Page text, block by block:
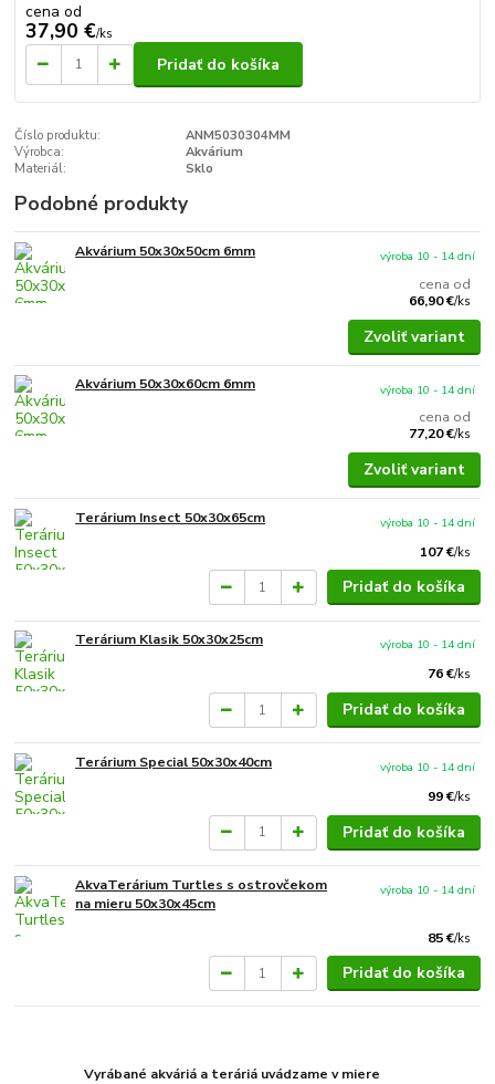
cena od
37,90 €/ks
Pridať do košíka
Číslo produktu:
ANM5030304MM
Výrobca:
Akvárium
Materiál:
Sklo
Podobné produkty
Akvárium 50x30x50cm 6mm
cena od
66,90 €/ks
výroba 10 - 14 dní
Zvoliť variant
Akvárium 50x30x60cm 6mm
cena od
77,20 €/ks
výroba 10 - 14 dní
Zvoliť variant
Terárium Insect 50x30x65cm
107 €/ks
výroba 10 - 14 dní
Pridať do košíka
Terárium Klasik 50x30x25cm
76 €/ks
výroba 10 - 14 dní
Pridať do košíka
Terárium Special 50x30x40cm
99 €/ks
výroba 10 - 14 dní
Pridať do košíka
AkvaTerárium Turtles s ostrovčekom
na mieru 50x30x45cm
85 €/ks
výroba 10 - 14 dní
Pridať do košíka
Vyrábané akváriá a teráriá uvádzame v miere